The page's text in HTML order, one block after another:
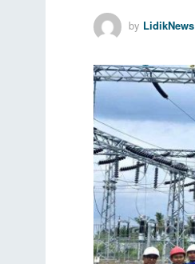
by LidikNews